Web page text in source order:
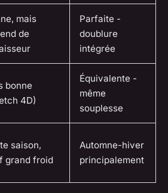
mais
de
Parfaite -
doublure
intégrée
bonne
4D)
Équivalente -
même
souplesse
saison,
grand froid
Automne-hiver
principalement